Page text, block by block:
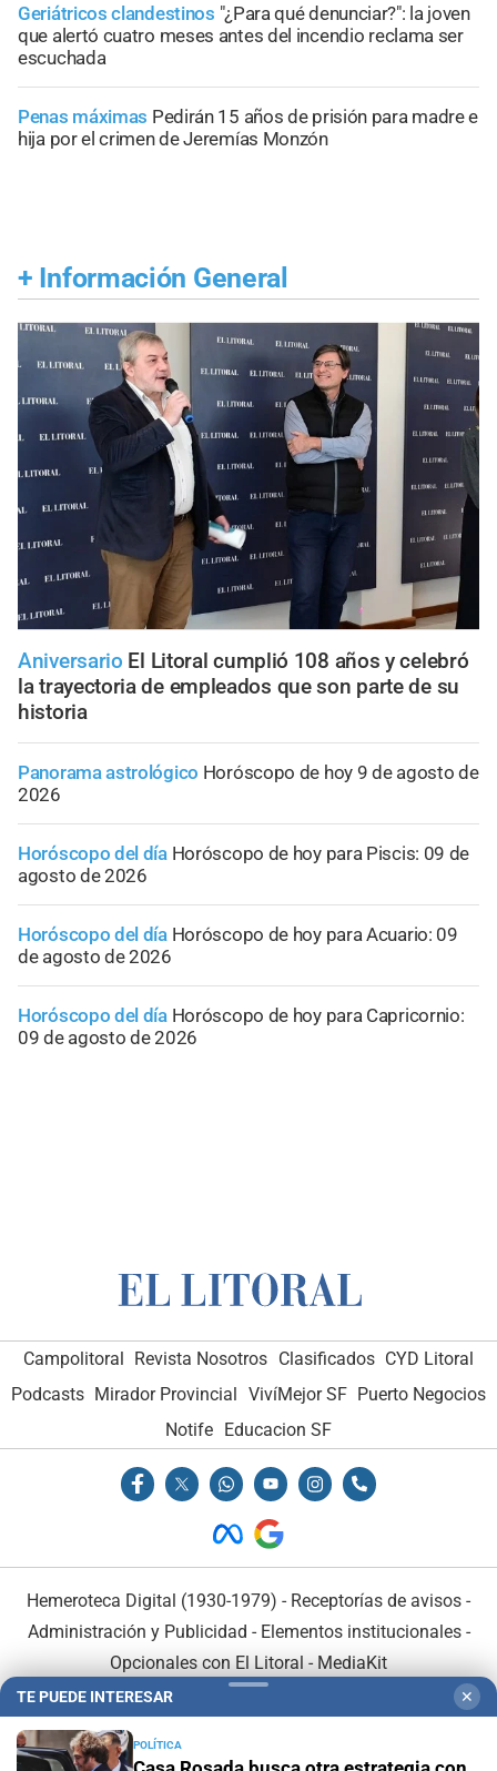
Geriátricos clandestinos "¿Para qué denunciar?": la joven
que alertó cuatro meses antes del incendio reclama ser
escuchada
Penas máximas Pedirán 15 años de prisión para madre e
hija por el crimen de Jeremías Monzón
+ Información General
Aniversario El Litoral cumplió 108 años y celebró
la trayectoria de empleados que son parte de su
historia
Panorama astrológico Horóscopo de hoy 9 de agosto de
2026
Horóscopo del día Horóscopo de hoy para Piscis: 09 de
agosto de 2026
Horóscopo del día Horóscopo de hoy para Acuario: 09
de agosto de 2026
Horóscopo del día Horóscopo de hoy para Capricornio:
09 de agosto de 2026
Campolitoral Revista Nosotros Clasificados CYD Litoral
Podcasts Mirador Provincial VivíMejor SF Puerto Negocios
Notife
Educacion SF
Hemeroteca Digital (1930-1979) - Receptorías de avisos -
Administración y Publicidad - Elementos institucionales-
Opcionales con El Litoral - MediaKit
TE PUEDE INTERESAR ✕
POLÍTICA